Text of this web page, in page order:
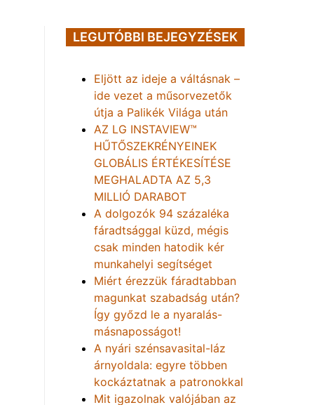
LEGUTÓBBI BEJEGYZÉSEK
Eljött az ideje a váltásnak –
ide vezet a műsorvezetők
útja a Palikék Világa után
AZ LG INSTAVIEW™
HŰTŐSZEKRÉNYEINEK
GLOBÁLIS ÉRTÉKESÍTÉSE
MEGHALADTA AZ 5,3
MILLIÓ DARABOT
A dolgozók 94 százaléka
fáradtsággal küzd, mégis
csak minden hatodik kér
munkahelyi segítséget
Miért érezzük fáradtabban
magunkat szabadság után?
Így győzd le a nyaralás-
másnaposságot!
A nyári szénsavasital-láz
árnyoldala: egyre többen
kockáztatnak a patronokkal
Mit igazolnak valójában az